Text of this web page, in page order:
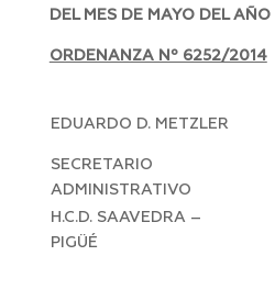
DEL MES DE MAYO DEL
ORDENANZA Nº 6252/2014
EDUARDO D. METZLER
SECRETARIO
ADMINISTRATIVO
H.C.D. SAAVEDRA –
PIGÜÉ